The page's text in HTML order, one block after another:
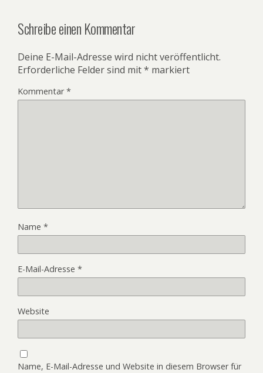
Schreibe einen Kommentar
Deine E-Mail-Adresse wird nicht veröffentlicht.
Erforderliche Felder sind mit* markiert
Kommentar*
Name *
E-Mail-Adresse *
Website
Name, E-Mail-Adresse und Website in diesem Browser für